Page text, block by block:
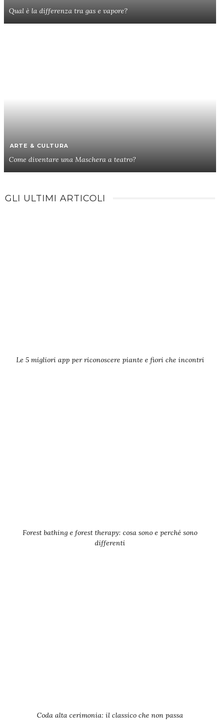
Qual è la differenza tra gas e vapore?
ARTE & CULTURA
Come diventare una Maschera a teatro?
GLI ULTIMI ARTICOLI
Le 5 migliori app per riconoscere piante e fiori che incontri
Forest bathing e forest therapy: cosa sono e perché sono
differenti
Coda alta cerimonia: il classico che non passa